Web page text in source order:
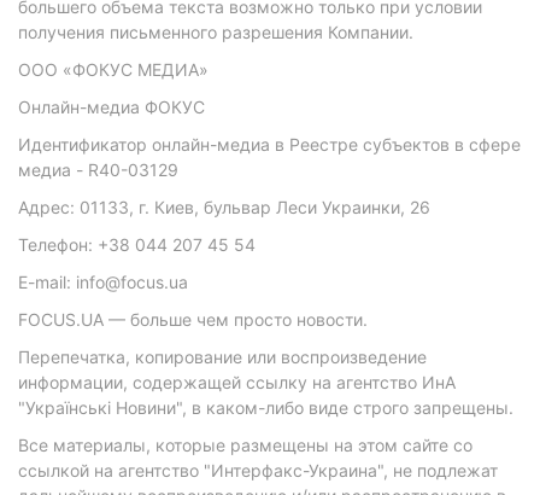
большего объема текста возможно только при условии
получения письменного разрешения Компании.
ООО «ФОКУС МЕДИА»
Онлайн-медиа ФОКУС
Идентификатор онлайн-медиа в Реестре субъектов в сфере
медиа - R40-03129
Адрес: 01133, г. Киев, бульвар Леси Украинки, 26
Телефон: +38 044 207 45 54
E-mail: info@focus.ua
FOCUS.UA — больше чем просто новости.
Перепечатка, копирование или воспроизведение
информации, содержащей ссылку на агентство ИнА
"Українські Новини", в каком-либо виде строго запрещены.
Все материалы, которые размещены на этом сайте со
ссылкой на агентство "Интерфакс-Украина", не подлежат